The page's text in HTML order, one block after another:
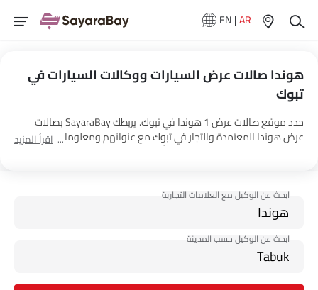
EN|AR
هوندا صالات عرض السيارات ووكالات السيارات في
تبوك
حدد موقع صالات عرض 1 هوندا في تبوك. يربطك SayaraBay بصالات
عرض هوندا المعتمدة والتجار في تبوك مع عنوانهم ومعلومات الاتصال
الكاملة. لمزيد من المعلومات حول أسعار السيارات هوندا والعروض
اقرأ المزيد